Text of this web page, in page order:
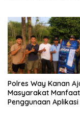
Polres Way Kanan
Masyarakat
Penggunaan